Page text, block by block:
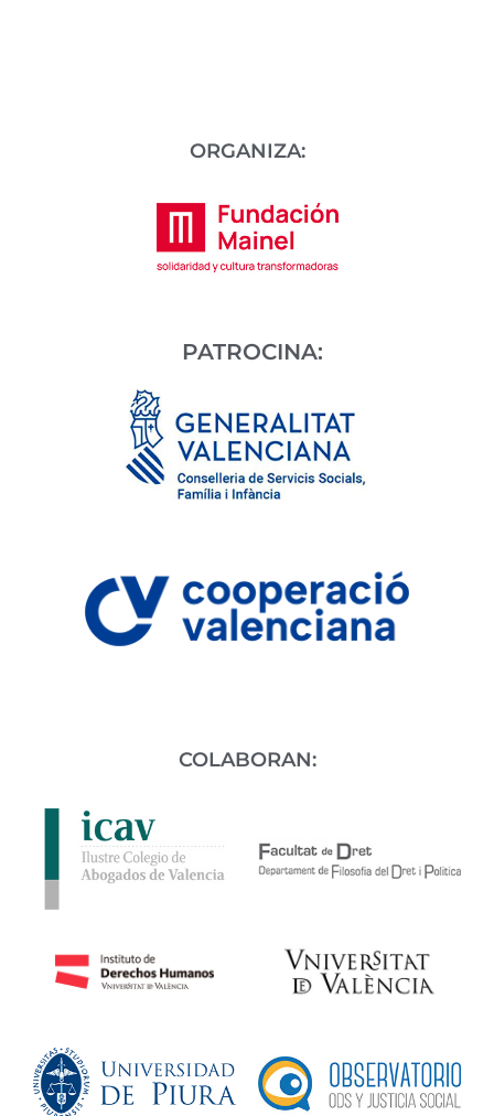
ORGANIZA:
PATROCINA:
COLABORAN: